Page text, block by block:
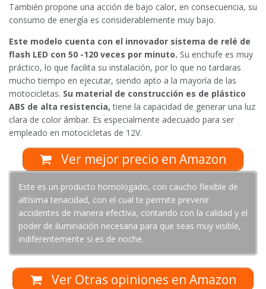
También propone una acción de bajo calor, en consecuencia, su
consumo de energía es considerablemente muy bajo.
Este modelo cuenta con el innovador sistema de relé de
flash LED con 50 -120 veces por minuto. Su enchufe es muy
práctico, lo que facilita su instalación, por lo que no tardaras
mucho tiempo en ejecutar, siendo apto a la mayoría de las
motocicletas. Su material de construcción es de plástico
ABS de alta resistencia, tiene la capacidad de generar una luz
clara de color ámbar. Es especialmente adecuado para ser
empleado en motocicletas de 12V.
Ver mejor precio en Amazon
Este es un producto homologado, con caucho flexible de
altísima tenacidad, con el cual te permite prevenir
accidentes de manera efectiva, contando con la calidad y el
poder de iluminación necesaria para que seas muy visible,
indiferentemente si es de noche.
Ver Otras opiniones en Amazon